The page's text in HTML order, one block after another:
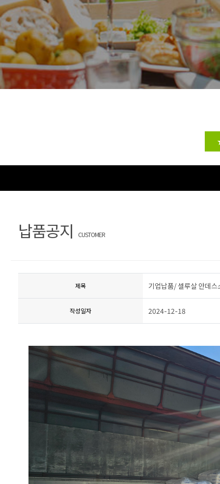
납품공지 CUSTOMER
제목 기업납품/ 셀루살 안데
작성일자 2024-12-18